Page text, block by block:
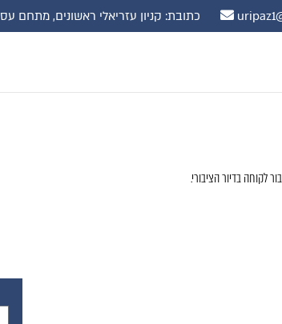
כתובת: קניון עזריאלי ראשונים, מתחם עסקים, קומה 10 רח' שדרות
לקוחה בדיור הציבורי.